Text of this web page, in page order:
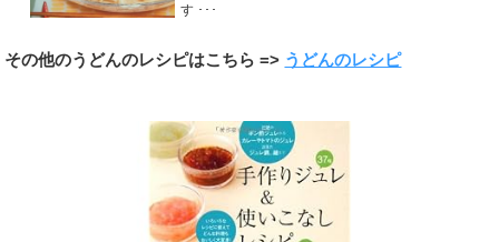
す ･･･
その他のうどんのレシピはこちら => うどんのレシピ